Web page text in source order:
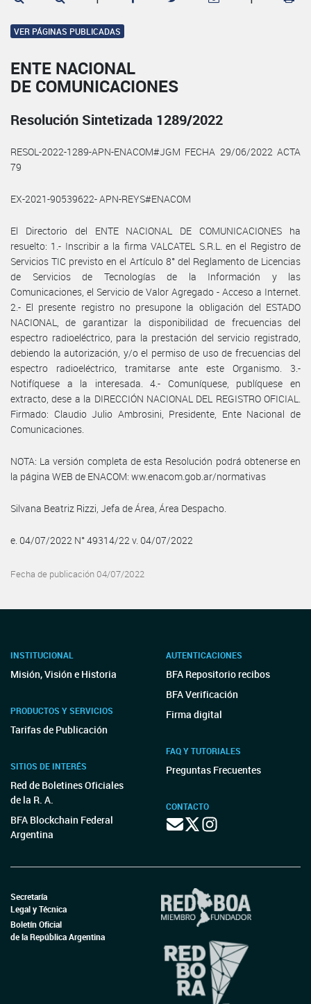
VER PÁGINAS PUBLICADAS
ENTE NACIONAL
DE COMUNICACIONES
Resolución Sintetizada 1289/2022
RESOL-2022-1289-APN-ENACOM#JGM FECHA 29/06/2022 ACTA
79
EX-2021-90539622- APN-REYS#ENACOM
El Directorio del ENTE NACIONAL DE COMUNICACIONES ha
resuelto: 1.- Inscribir a la firma VALCATEL S.R.L. en el Registro de
Servicios TIC previsto en el Artículo 8° del Reglamento de Licencias
de Servicios de Tecnologías de la Información y las
Comunicaciones, el Servicio de Valor Agregado - Acceso a Internet.
2.- El presente registro no presupone la obligación del ESTADO
NACIONAL, de garantizar la disponibilidad de frecuencias del
espectro radioeléctrico, para la prestación del servicio registrado,
debiendo la autorización, y/o el permiso de uso de frecuencias del
espectro radioeléctrico, tramitarse ante este Organismo. 3.-
Notifíquese a la interesada. 4.- Comuníquese, publíquese en
extracto, dese a la DIRECCIÓN NACIONAL DEL REGISTRO OFICIAL.
Firmado: Claudio Julio Ambrosini, Presidente, Ente Nacional de
Comunicaciones.
NOTA: La versión completa de esta Resolución podrá obtenerse en
la página WEB de ENACOM: ww.enacom.gob.ar/normativas
Silvana Beatriz Rizzi, Jefa de Área, Área Despacho.
e. 04/07/2022 N° 49314/22 v. 04/07/2022
Fecha de publicación 04/07/2022
INSTITUCIONAL
Misión, Visión e Historia
PRODUCTOS Y SERVICIOS
Tarifas de Publicación
SITIOS DE INTERÉS
Red de Boletines Oficiales
de la R. A.
BFA Blockchain Federal
Argentina
AUTENTICACIONES
BFA Repositorio recibos
BFA Verificación
Firma digital
FAQ Y TUTORIALES
Preguntas Frecuentes
CONTACTO
Secretaría
Legal y Técnica
Boletín Oficial
de la República Argentina